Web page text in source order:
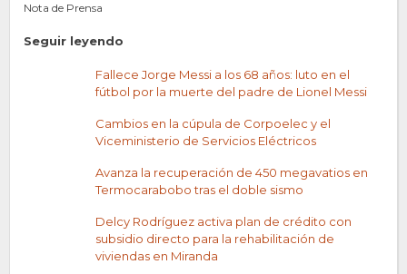
Nota de Prensa
Seguir leyendo
Fallece Jorge Messi a los 68 años: luto en el
fútbol por la muerte del padre de Lionel Messi
Cambios en la cúpula de Corpoelec y el
Viceministerio de Servicios Eléctricos
Avanza la recuperación de 450 megavatios en
Termocarabobo tras el doble sismo
Delcy Rodríguez activa plan de crédito con
subsidio directo para la rehabilitación de
viviendas en Miranda